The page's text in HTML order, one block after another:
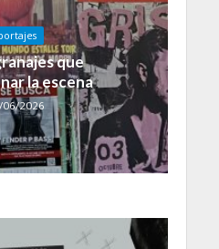
que
la escena
06/2026